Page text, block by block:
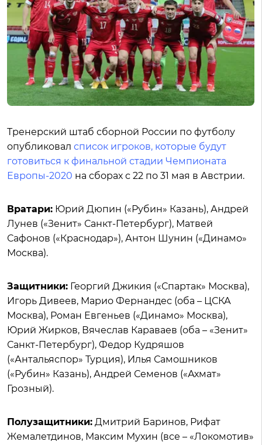
Тренерский штаб сборной России по футболу
опубликовал список игроков, которые будут
готовиться к финальной стадии Чемпионата
Европы-2020 на сборах с 22 по 31 мая в Австрии.
Вратари: Юрий Дюпин («Рубин» Казань), Андрей
Лунев («Зенит» Санкт-Петербург), Матвей
Сафонов («Краснодар»), Антон Шунин («Динамо»
Москва).
Защитники: Георгий Джикия («Спартак» Москва),
Игорь Дивеев, Марио Фернандес (оба – ЦСКА
Москва), Роман Евгеньев («Динамо» Москва),
Юрий Жирков, Вячеслав Караваев (оба – «Зенит»
Санкт-Петербург), Федор Кудряшов
(«Антальяспор» Турция), Илья Самошников
(«Рубин» Казань), Андрей Семенов («Ахмат»
Грозный).
Полузащитники: Дмитрий Баринов, Рифат
Жемалетдинов, Максим Мухин (все – «Локомотив»